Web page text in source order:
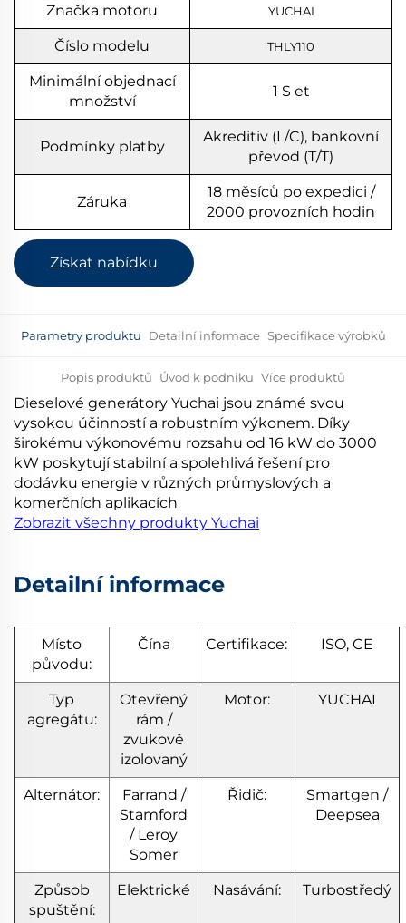
Značka motoru YUCHAI
Číslo modelu THLY110
Minimální objednací
množství
1 S et
Podmínky platby
Akreditiv (L/C), bankovní
převod (T/T)
Záruka
18 měsíců po expedici /
2000 provozních hodin
Získat nabídku
Parametry produktu Detailní informace Specifikace výrobků
Popis produktů Úvod k podniku Více produktů
Dieselové generátory Yuchai jsou známé svou
vysokou účinností a robustním výkonem. Díky
širokému výkonovému rozsahu od 16 kW do 3000
kW poskytují stabilní a spolehlivá řešení pro
dodávku energie v různých průmyslových a
komerčních aplikacích
Zobrazit všechny produkty Yuchai
Detailní informace
Místo
původu:
Čína Certifikace: ISO, CE
Typ
agregátu:
Otevřený
rám /
zvukově
izolovaný
Motor: YUCHAI
Alternátor:
Farrand /
Stamford
/ Leroy
Somer
Řidič:
Smartgen /
Deepsea
Způsob
spuštění:
Elektrické Nasávání: Turbostředý